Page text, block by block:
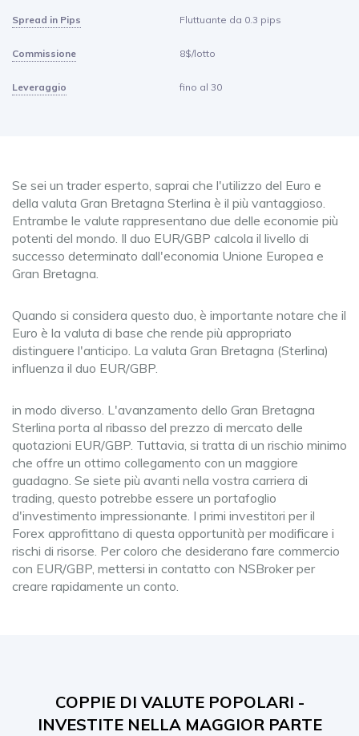
Spread in Pips Fluttuante da 0.3 pips
Commissione 8$/lotto
Leveraggio fino al 30
Se sei un trader esperto, saprai che l'utilizzo del Euro e
della valuta Gran Bretagna Sterlina è il più vantaggioso.
Entrambe le valute rappresentano due delle economie più
potenti del mondo. Il duo EUR/GBP calcola il livello di
successo determinato dall'economia Unione Europea e
Gran Bretagna.
Quando si considera questo duo, è importante notare che il
Euro è la valuta di base che rende più appropriato
distinguere l'anticipo. La valuta Gran Bretagna (Sterlina)
influenza il duo EUR/GBP.
in modo diverso. L'avanzamento dello Gran Bretagna
Sterlina porta al ribasso del prezzo di mercato delle
quotazioni EUR/GBP. Tuttavia, si tratta di un rischio minimo
che offre un ottimo collegamento con un maggiore
guadagno. Se siete più avanti nella vostra carriera di
trading, questo potrebbe essere un portafoglio
d'investimento impressionante. I primi investitori per il
Forex approfittano di questa opportunità per modificare i
rischi di risorse. Per coloro che desiderano fare commercio
con EUR/GBP, mettersi in contatto con NSBroker per
creare rapidamente un conto.
COPPIE DI VALUTE POPOLARI -
INVESTITE NELLA MAGGIOR PARTE